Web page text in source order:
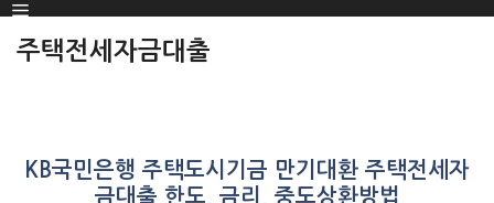
SKIP
TO
Menu
주택전세자금대출
KB국민은행 주택도시기금 만기대환 주택전세자
금대출 한도, 금리, 중도상환방법